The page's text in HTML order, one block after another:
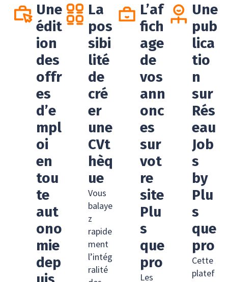
Une
édit
ion
des
offr
es
d’e
mpl
oi
en
tou
te
aut
ono
mie
dep
La
pos
sibi
lité
de
cré
er
une
CVt
hèq
ue
Vous
balaye
z
rapide
ment
l’intég
ralité
L’af
fich
age
de
vos
ann
onc
es
sur
vot
re
site
Plu
s
que
pro
Les
Une
pub
lica
tio
n
sur
Rés
eau
Job
s
by
Plu
s
que
pro
Cette
platef